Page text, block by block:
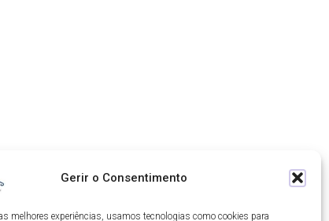
Gerir o Consentimento
melhores experiências, usamos tecnologias como cookies para